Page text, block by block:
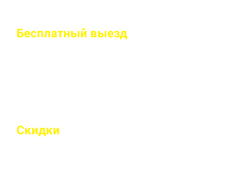
Бесплатный выезд
Скидки